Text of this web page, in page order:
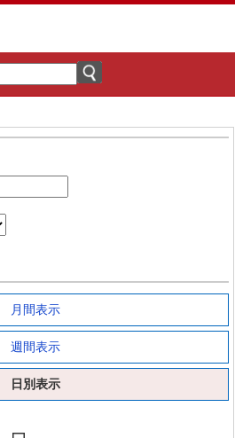
月間表示
週間表示
日別表示